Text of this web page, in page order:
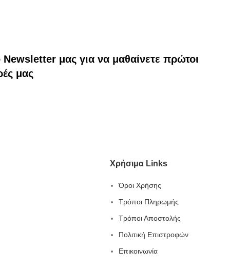
μας για να μαθαίνετε πρώτοι
μας
Χρήσιμα Links
Όροι Χρήσης
Τρόποι Πληρωμής
Τρόποι Αποστολής
Πολιτική Επιστροφών
Επικοινωνία